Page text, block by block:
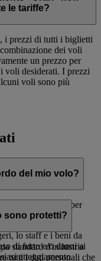
le tariffe?
i prezzi di tutti i biglietti
dei voli
un prezzo per
voli desiderati. I prezzi
voli sono più
del mio volo?
di telecamere per
lo staff e i beni da
di furto e/o danni ai
atteggiamento
sono protetti?
standard d'industria
tutti i dati personali che